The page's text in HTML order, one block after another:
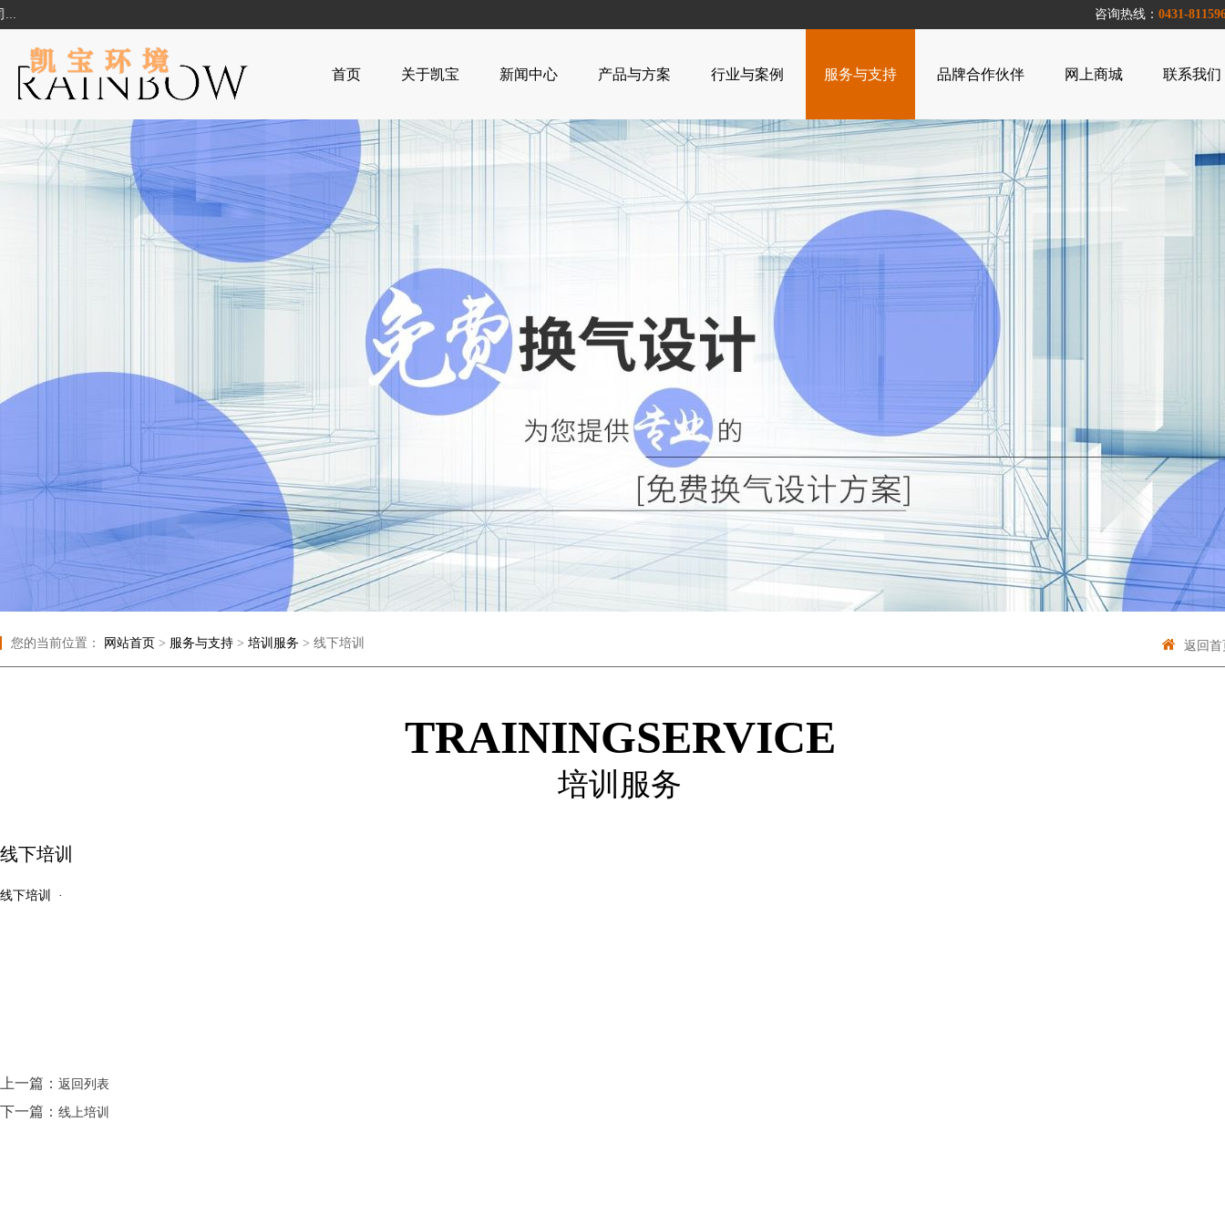
咨询热线： 0431-
首页 关于凯宝 新闻中心 产品与方案 行业与案例 服务与支持 品牌合作伙伴 网上商城 联系我们
您的当前位置： 网站首页 > 服务与支持 > 培训服务 > 线下培训 返回首
TRAININGSERVICE
培训服务
线下培训
线下培训 ·
上一篇： 返回列表
下一篇： 线上培训